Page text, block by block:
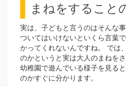
まねをすること
実は、子どもと言うのはそんな
ついてはいけないといくら言葉
かってくれないんですね。 では
のかというと実は大人のまねを
幼稚園で遊んでいる様子を見る
のかすぐに分かります。